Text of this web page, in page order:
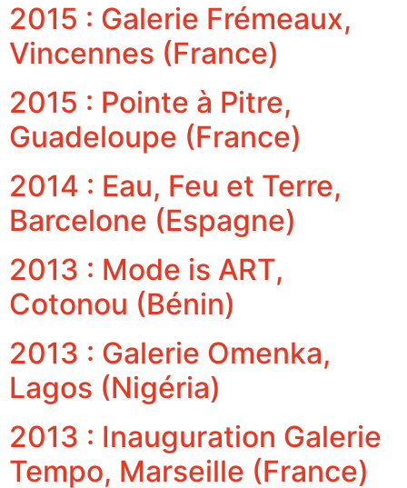
2015 : Galerie Frémeaux,
Vincennes (France)
2015 : Pointe à Pitre,
Guadeloupe (France)
2014 : Eau, Feu et Terre,
Barcelone (Espagne)
2013 : Mode is ART,
Cotonou (Bénin)
2013 : Galerie Omenka,
Lagos (Nigéria)
2013 : Inauguration Galerie
Tempo, Marseille (France)